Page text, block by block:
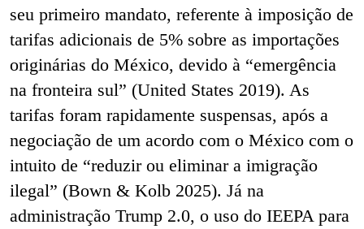
seu primeiro mandato, referente à imposição de
tarifas adicionais de 5% sobre as importações
originárias do México, devido à “emergência
na fronteira sul” (United States 2019). As
tarifas foram rapidamente suspensas, após a
negociação de um acordo com o México com o
intuito de “reduzir ou eliminar a imigração
ilegal” (Bown & Kolb 2025). Já na
administração Trump 2.0, o uso do IEEPA para